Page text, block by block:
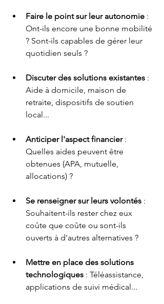
Faire le point sur leur autonomie :
Ont-ils encore une bonne mobilité
? Sont-ils capables de gérer leur
quotidien seuls ?
Discuter des solutions existantes :
Aide à domicile, maison de
retraite, dispositifs de soutien
local...
Anticiper l'aspect financier :
Quelles aides peuvent être
obtenues (APA, mutuelle,
allocations) ?
Se renseigner sur leurs volontés :
Souhaitent-ils rester chez eux
coûte que coûte ou sont-ils
ouverts à d'autres alternatives ?
Mettre en place des solutions
technologiques : Téléassistance,
applications de suivi médical...